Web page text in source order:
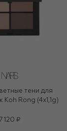
тени для
Koh Rong (4x1,1g)
7 120 ₽